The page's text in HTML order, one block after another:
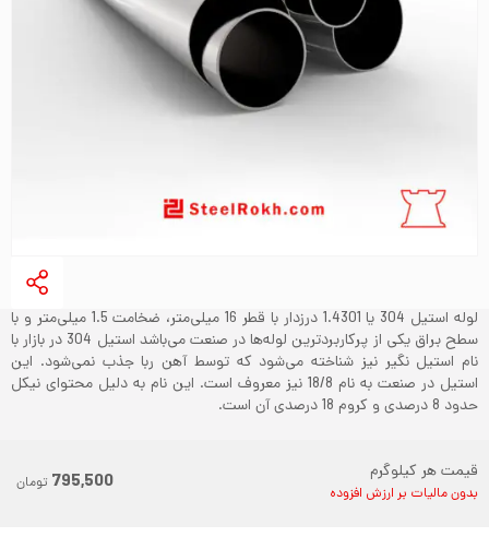
لوله استیل 304 یا 1.4301 درزدار با قطر 16 میلی‌متر، ضخامت 1.5 میلی‌متر و با
سطح براق یکی از پرکاربردترین لوله‌ها در صنعت می‌باشد‌ استیل 304 در بازار با
نام استیل نگیر نیز شناخته می‌شود که توسط آهن ربا جذب نمی‌شود. این
استیل در صنعت به نام 18/8 نیز معروف است. این نام به دلیل محتوای نیکل
حدود 8 درصدی و کروم 18 درصدی آن است.
قیمت هر کیلوگرم
بدون مالیات بر ارزش افزوده 795,500 تومان